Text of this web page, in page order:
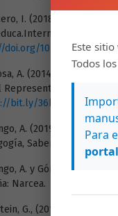
I. (2018). Propuesta
10.24310/
A. (2014).The Role
bit.ly/36bm7xj
A. (2019). La
Saberes y
A. y Gómez, M.V.,
Narcea.
G., (2011). Formar y
Este
Todos
Para
portal